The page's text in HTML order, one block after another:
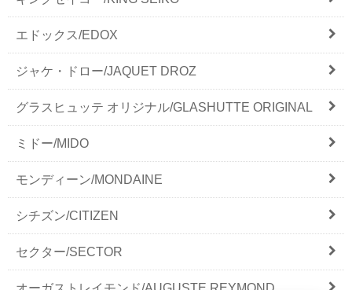
エドックス/EDOX
ジャケ・ドロー/JAQUET DROZ
グラスヒュッテ オリジナル/GLASHUTTE ORIGINAL
ミドー/MIDO
モンディーン/MONDAINE
シチズン/CITIZEN
セクター/SECTOR